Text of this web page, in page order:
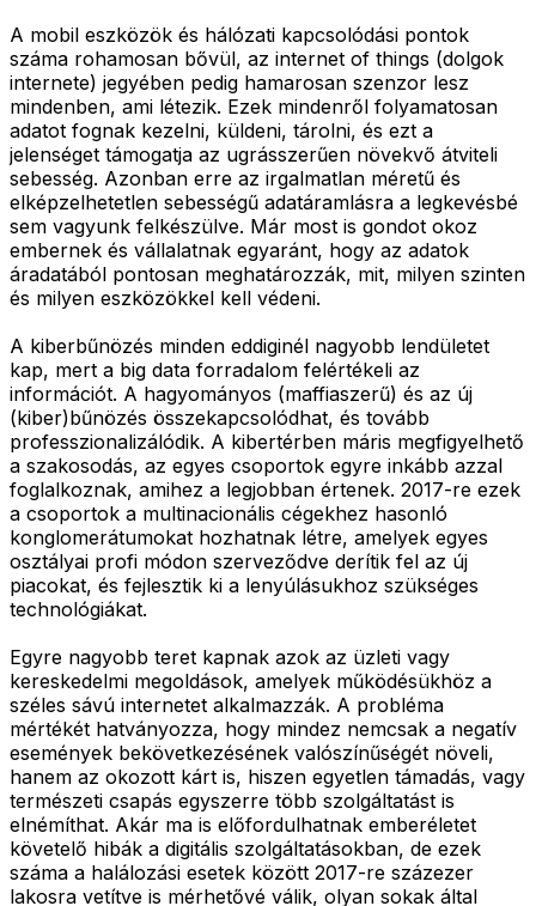
A mobil eszközök és hálózati kapcsolódási pontok
száma rohamosan bővül, az internet of things (dolgok
internete) jegyében pedig hamarosan szenzor lesz
mindenben, ami létezik. Ezek mindenről folyamatosan
adatot fognak kezelni, küldeni, tárolni, és ezt a
jelenséget támogatja az ugrásszerűen növekvő átviteli
sebesség. Azonban erre az irgalmatlan méretű és
elképzelhetetlen sebességű adatáramlásra a legkevésbé
sem vagyunk felkészülve. Már most is gondot okoz
embernek és vállalatnak egyaránt, hogy az adatok
áradatából pontosan meghatározzák, mit, milyen szinten
és milyen eszközökkel kell védeni.
A kiberbűnözés minden eddiginél nagyobb lendületet
kap, mert a big data forradalom felértékeli az
információt. A hagyományos (maffiaszerű) és az új
(kiber)bűnözés összekapcsolódhat, és tovább
professzionalizálódik. A kibertérben máris megfigyelhető
a szakosodás, az egyes csoportok egyre inkább azzal
foglalkoznak, amihez a legjobban értenek. 2017-re ezek
a csoportok a multinacionális cégekhez hasonló
konglomerátumokat hozhatnak létre, amelyek egyes
osztályai profi módon szerveződve derítik fel az új
piacokat, és fejlesztik ki a lenyúlásukhoz szükséges
technológiákat.
Egyre nagyobb teret kapnak azok az üzleti vagy
kereskedelmi megoldások, amelyek működésükhöz a
széles sávú internetet alkalmazzák. A probléma
mértékét hatványozza, hogy mindez nemcsak a negatív
események bekövetkezésének valószínűségét növeli,
hanem az okozott kárt is, hiszen egyetlen támadás, vagy
természeti csapás egyszerre több szolgáltatást is
elnémíthat. Akár ma is előfordulhatnak emberéletet
követelő hibák a digitális szolgáltatásokban, de ezek
száma a halálozási esetek között 2017-re százezer
lakosra vetítve is mérhetővé válik, olyan sokak által